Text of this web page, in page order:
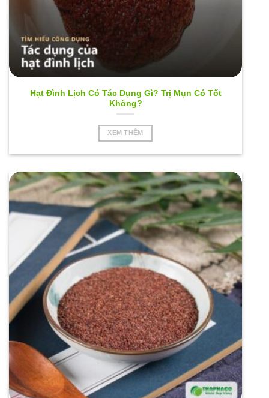
Hạt Đình Lịch Có Tác Dụng Gì? Trị Mụn Có Tốt
Không?
XEM THÊM